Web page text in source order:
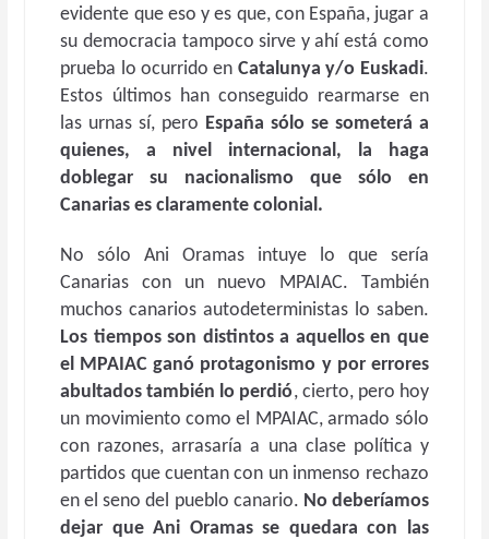
evidente que eso y es que, con España, jugar a
su democracia tampoco sirve y ahí está como
prueba lo ocurrido en Catalunya y/o Euskadi.
Estos últimos han conseguido rearmarse en
las urnas sí, pero España sólo se someterá a
quienes, a nivel internacional, la haga
doblegar su nacionalismo que sólo en
Canarias es claramente colonial.
No sólo Ani Oramas intuye lo que sería
Canarias con un nuevo MPAIAC. También
muchos canarios autodeterministas lo saben.
Los tiempos son distintos a aquellos en que
el MPAIAC ganó protagonismo y por errores
abultados también lo perdió, cierto, pero hoy
un movimiento como el MPAIAC, armado sólo
con razones, arrasaría a una clase política y
partidos que cuentan con un inmenso rechazo
en el seno del pueblo canario. No deberíamos
dejar que Ani Oramas se quedara con las